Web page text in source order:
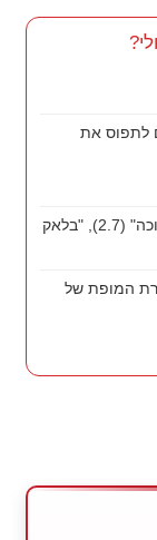
לתפוס את
סרטים חדשים שעולים ב-Yes: "הצעדה הארוכה" (2.7), "בלאק
המופת של